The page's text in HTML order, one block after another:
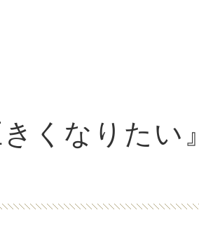
くなりたい』